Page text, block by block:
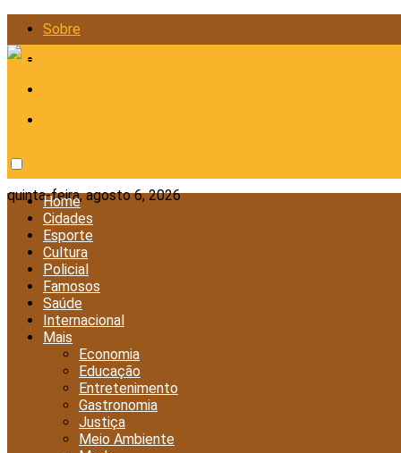
Sobre
quinta-feira, agosto 6, 2026
Home
Cidades
Esporte
Cultura
Policial
Famosos
Saúde
Internacional
Mais
Economia
Educação
Entretenimento
Gastronomia
Justiça
Meio Ambiente